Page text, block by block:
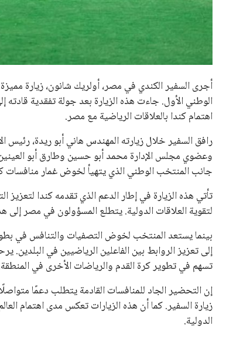
يبدو أن السويسري جياني إنفانتينو في طريقه للاحتفاظ
المقررة عام 2027، ويجعله المرشح الأكثر حظًا حتى الآن.
هذا الدعم الواسع يأتي على الرغم من الانتقادات التي
في السباق الانتخابي، ولم تتمكن الأصوات المعارضة من
نوفمبر المقبل.
يعتمد إنفانتينو على قاعدة دعم قوية من الاتحادات
غالبية اتحادات أمريكا الجنوبية والكونكاكاف. وقد ساهمت
الاتحادات، فضلاً عن رفع عدد الفرق المشاركة في كأس
على الجانب الآخر، تتركز المعارضة بشكل ملحوظ داخل
بسبب التوسع المستمر في البطولات الدولية وأثر ذلك
الإسباني، خافيير تيباس، إلى تنحّي إنفانتينو، معتبراً
على الرغم من هذه الانتقادات، تشير التوقعات إلى أن
منافس قوي يتمتع بإجماع داخل الأسرة الكروية الدولية.